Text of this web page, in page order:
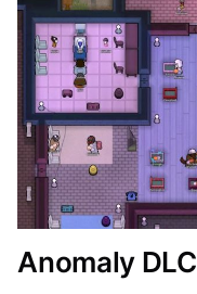
Anomaly DLC